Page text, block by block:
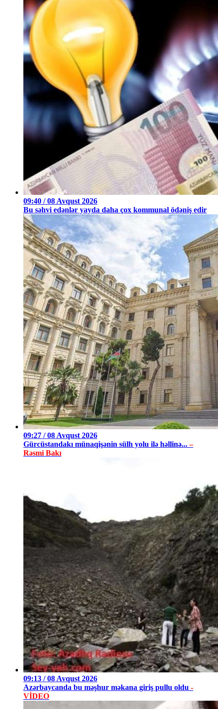
09:40 / 08 Avqust 2026
Bu səhvi edənlər yayda daha çox kommunal ödəniş edir
09:27 / 08 Avqust 2026
Gürcüstandakı münaqişənin sülh yolu ilə həllinə...–
Rəsmi Bakı
09:13 / 08 Avqust 2026
Azərbaycanda bu məşhur məkana giriş pullu oldu -
VİDEO